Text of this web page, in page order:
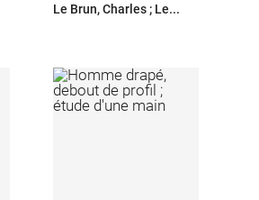
Le Brun, Charles ; Le...